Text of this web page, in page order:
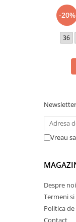
-20%
36
Newsletter
Vreau
Despre noi
Termeni
Politica
Contact